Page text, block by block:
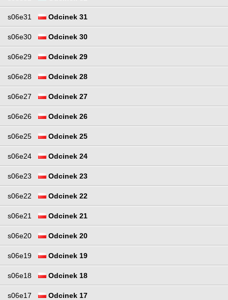
s06e31 Odcinek 31
s06e30 Odcinek 30
s06e29 Odcinek 29
s06e28 Odcinek 28
s06e27 Odcinek 27
s06e26 Odcinek 26
s06e25 Odcinek 25
s06e24 Odcinek 24
s06e23 Odcinek 23
s06e22 Odcinek 22
s06e21 Odcinek 21
s06e20 Odcinek 20
s06e19 Odcinek 19
s06e18 Odcinek 18
s06e17 Odcinek 17